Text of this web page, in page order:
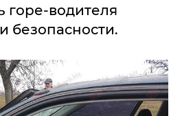
горе-водителя
безопасности.